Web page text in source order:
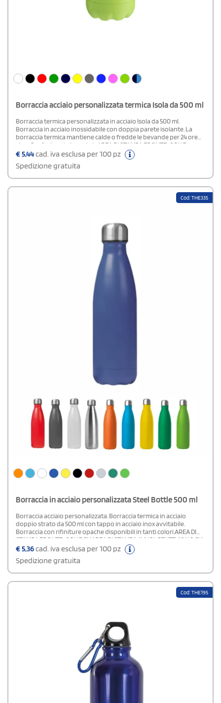
Borraccia acciaio personalizzata termica Isola da 500 ml
Borraccia termica personalizzata in acciaio Isola da 500 ml.
Borraccia in acciaio inossidabile con doppia parete isolante. La
borraccia termica mantiene calde o fredde le bevande per 24 ore
circa.Confezionata in scatolaAREA DI STAMPA FRONTE: 2,5 X 7
CMAREA DI STAMPA AVVOLGENTE: 16 X 8 CM
€5,44cad. iva esclusa per 100 pz
Spedizione gratuita
Cod: THE335
Borraccia in acciaio personalizzata Steel Bottle 500 ml
Borraccia acciaio personalizzata. Borraccia termica in acciaio
doppio strato da 500 ml con tappo in acciaio inox avvitabile.
Borraccia con rifiniture opache disponibili in tanti colori.AREA DI
STAMPA FRONTE: 2,5 X 7 CMAREA DI STAMPA AVVOLGENTE: 16 X 8 CM
€5,36cad. iva esclusa per 100 pz
Spedizione gratuita
Cod: THE195